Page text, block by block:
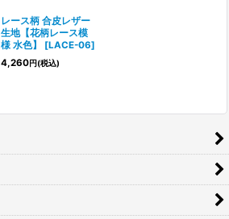
レース柄 合皮レザー
生地【花柄レース模
様 水色】
[LACE-06]
4,260円(税込)